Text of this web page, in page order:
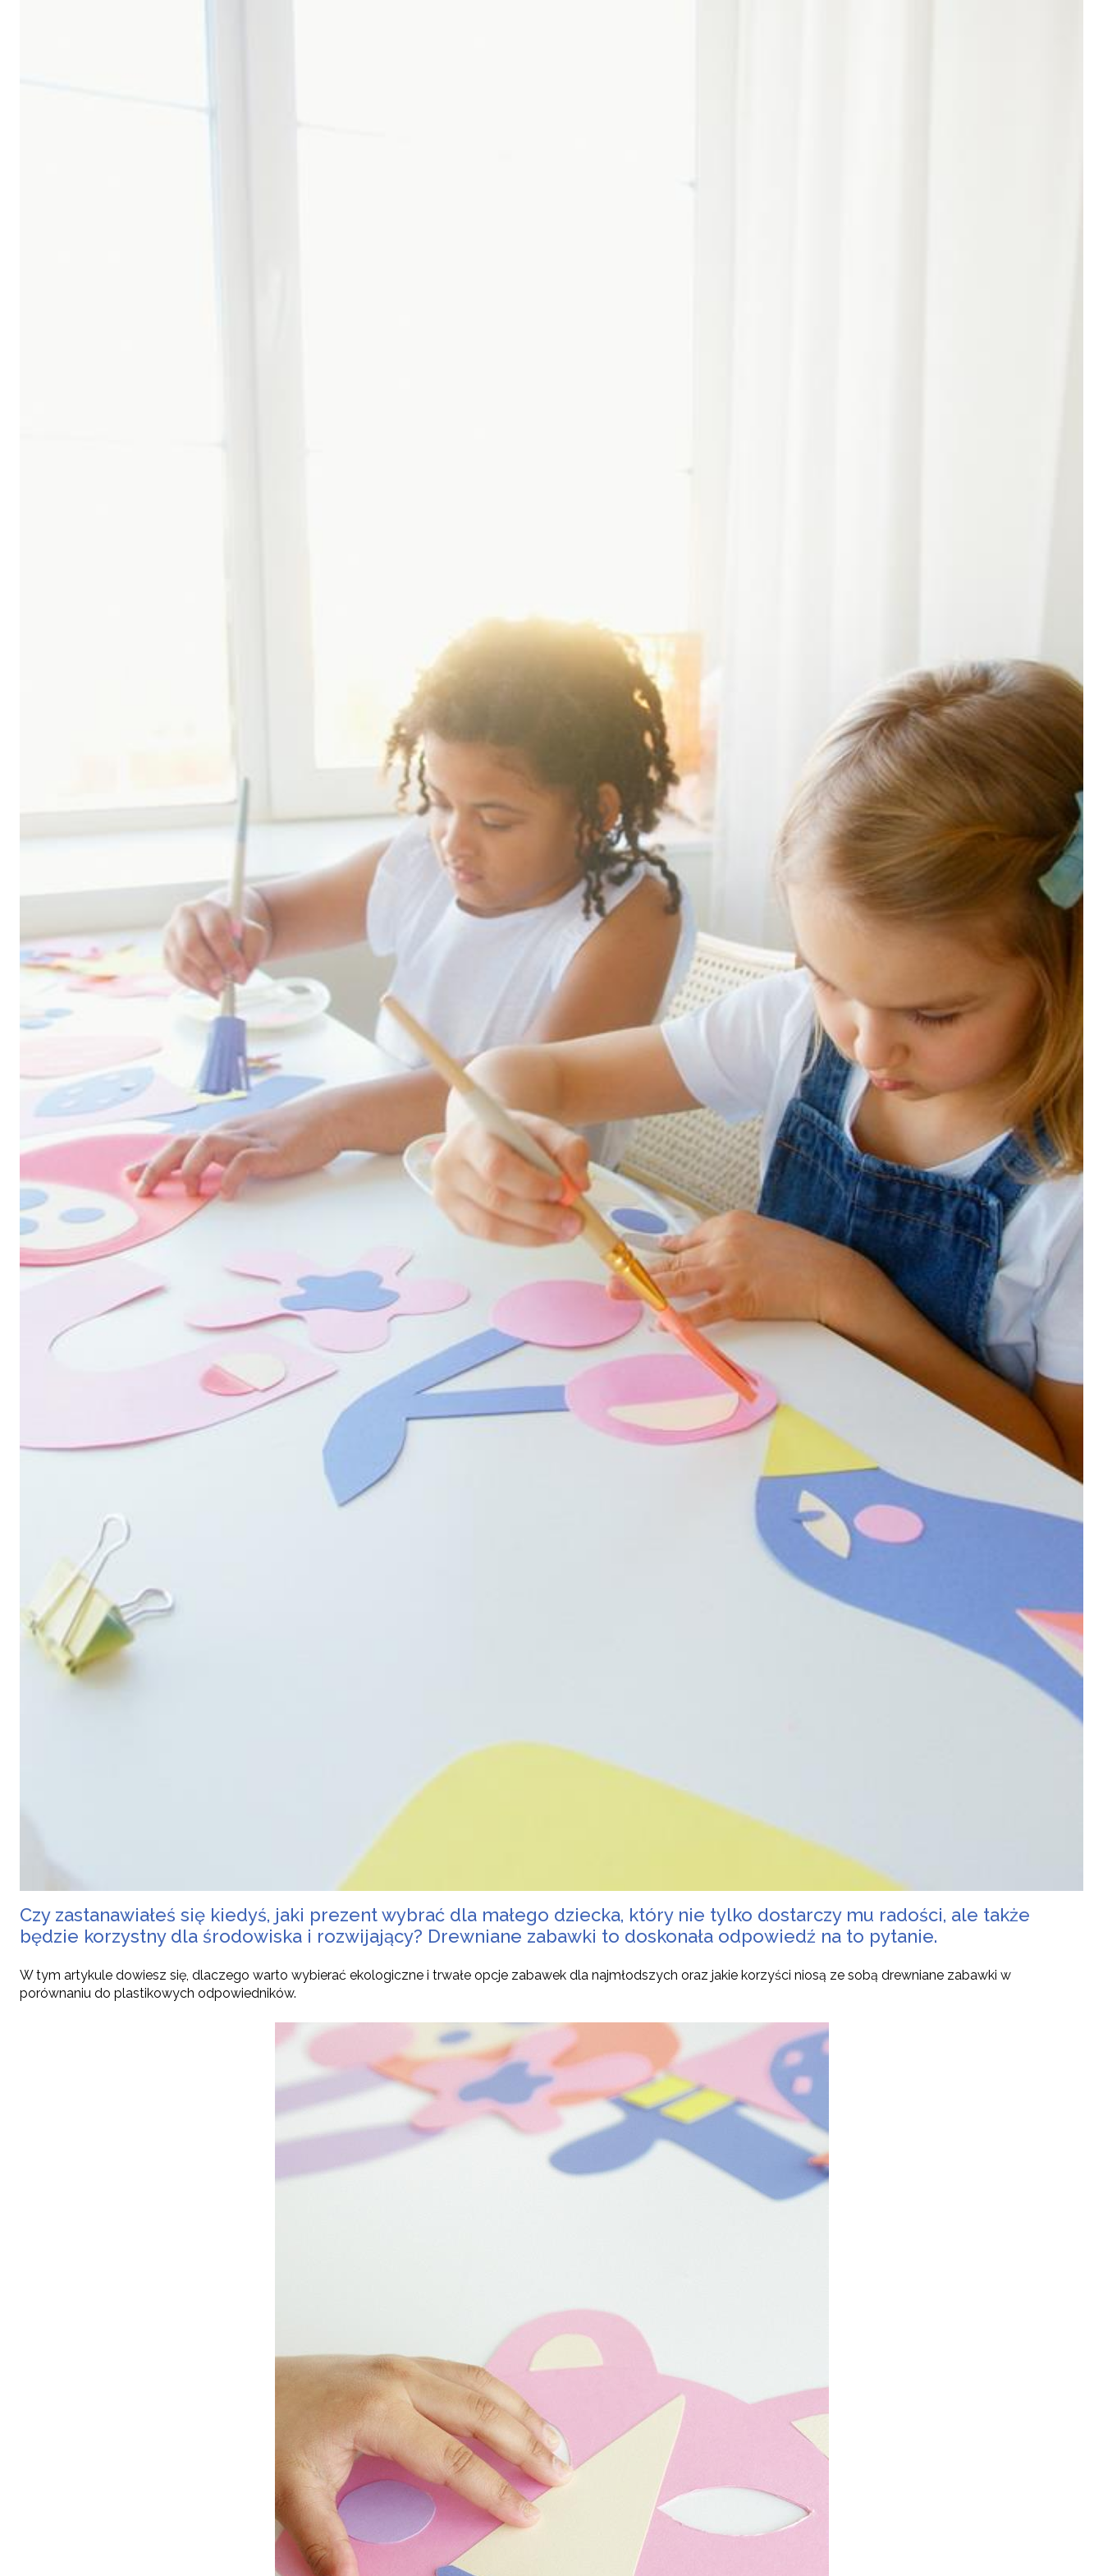
Czy zastanawiałeś się kiedyś, jaki prezent wybrać dla małego dziecka, który nie tylko dostarczy mu radości, ale także
będzie korzystny dla środowiska i rozwijający? Drewniane zabawki to doskonała odpowiedź na to pytanie.
W tym artykule dowiesz się, dlaczego warto wybierać ekologiczne i trwałe opcje zabawek dla najmłodszych oraz jakie korzyści niosą ze sobą drewniane zabawki w
porównaniu do plastikowych odpowiedników.